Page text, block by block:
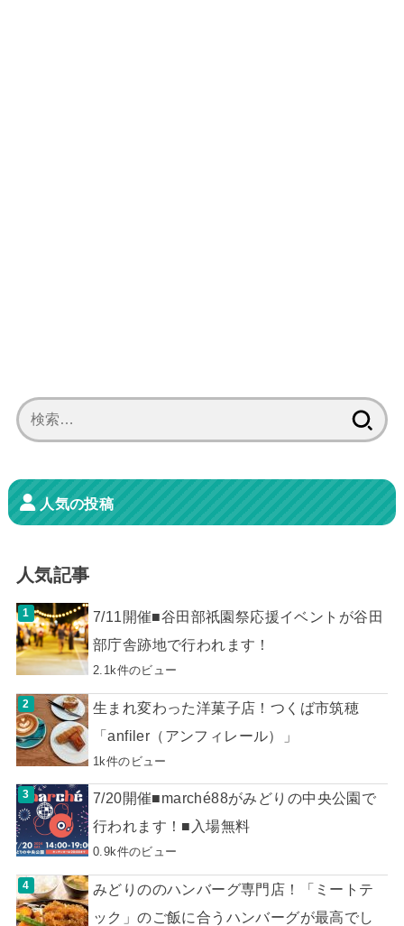
索:
人気の投稿
人気記事
7/11開催■谷田部祇園祭応援イベントが谷田
部庁舎跡地で行われます！
2.1k件のビュー
生まれ変わった洋菓子店！つくば市筑穂
「anfiler（アンフィレール）」
1k件のビュー
7/20開催■marché88がみどりの中央公園で
行われます！■入場無料
0.9k件のビュー
みどりののハンバーグ専門店！「ミートテ
ック」のご飯に合うハンバーグが最高でし